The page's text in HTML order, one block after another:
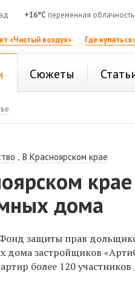
+16°C переменная облачность
«Чистый воздух» Где
Сюжеты
,В Красноярском крае
дома
защиты прав
дома застройщиков
более 120